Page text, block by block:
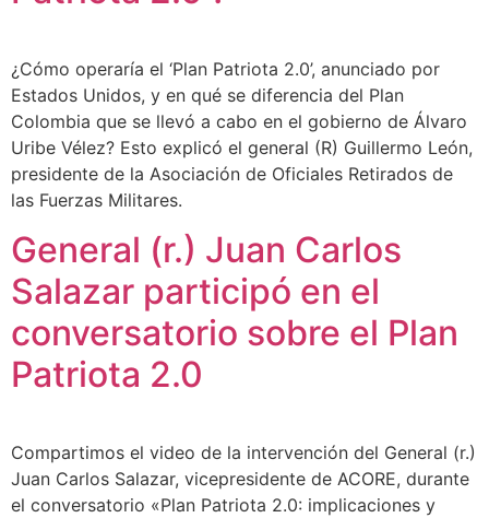
¿Cómo operaría el ‘Plan Patriota 2.0’, anunciado por
Estados Unidos, y en qué se diferencia del Plan
Colombia que se llevó a cabo en el gobierno de Álvaro
Uribe Vélez? Esto explicó el general (R) Guillermo León,
presidente de la Asociación de Oficiales Retirados de
las Fuerzas Militares.
General (r.) Juan Carlos
Salazar participó en el
conversatorio sobre el Plan
Patriota 2.0
Compartimos el video de la intervención del General (r.)
Juan Carlos Salazar, vicepresidente de ACORE, durante
el conversatorio «Plan Patriota 2.0: implicaciones y